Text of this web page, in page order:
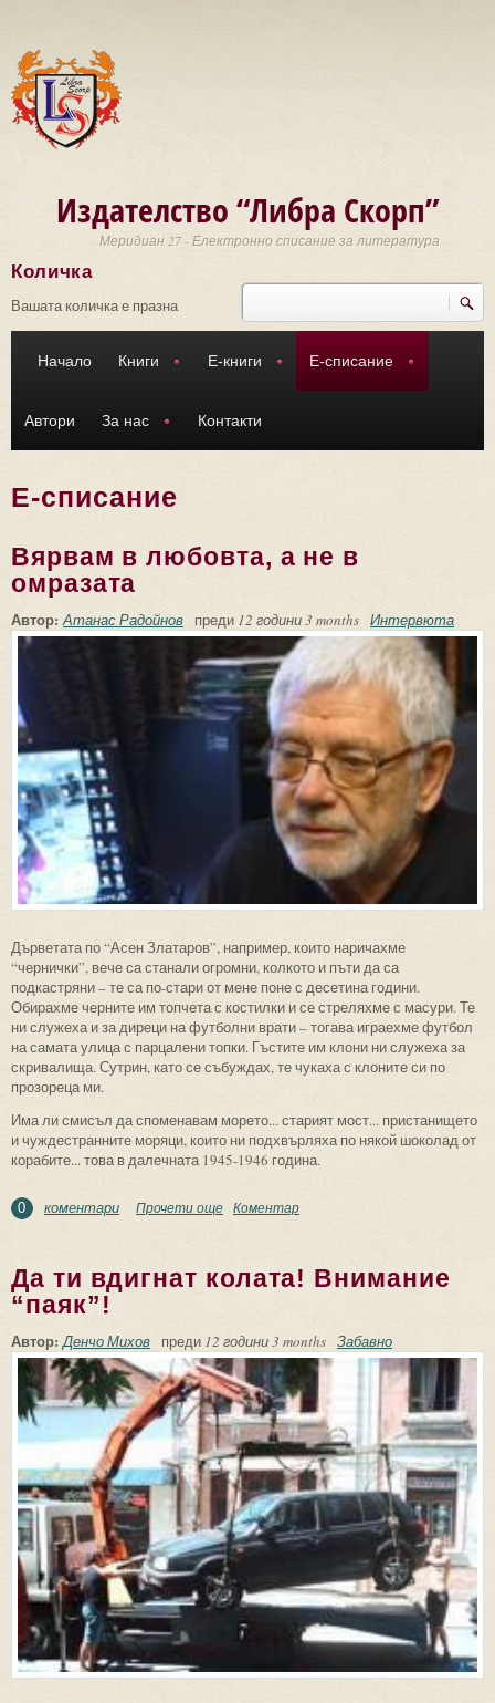
Издателство “Либра Скорп”
Меридиан 27 - Електронно списание за литература
Търси
Количка
Вашата количка е празна
Начало Книги Е-книги Е-списание
Автори За нас Контакти
Е-списание
Вярвам в любовта, а не в
омразата
Автор:Атанас Радойнов преди 12 години 3 months Интервюта
Дърветата по “Асен Златаров”, например, които наричахме
“чернички”, вече са станали огромни, колкото и пъти да са
подкастряни – те са по-стари от мене поне с десетина години.
Обирахме черните им топчета с костилки и се стреляхме с масури. Те
ни служеха и за диреци на футболни врати – тогава играехме футбол
на самата улица с парцалени топки. Гъстите им клони ни служеха за
скривалища. Сутрин, като се събуждах, те чукаха с клоните си по
прозореца ми.
Има ли смисъл да споменавам морето... старият мост... пристанището
и чуждестранните моряци, които ни подхвърляха по някой шоколад от
корабите... това в далечната 1945-1946 година.
0 коментари Прочети още about Вярвам в любовта, а не в омразата
Коментар
Да ти вдигнат колата! Внимание
“паяк”!
Автор:Денчо Михов преди 12 години 3 months Забавно